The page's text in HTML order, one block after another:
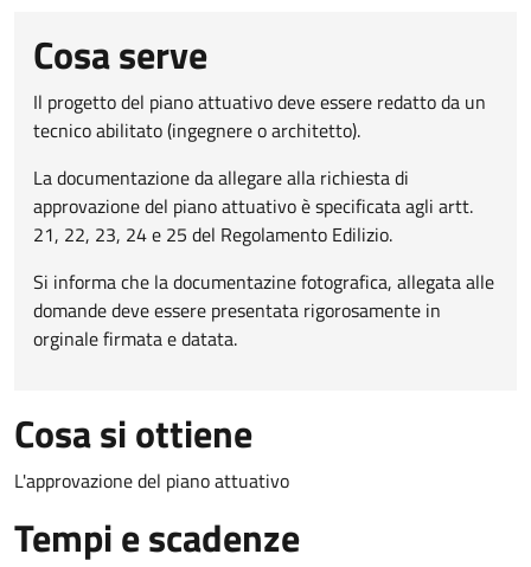
Cosa serve
Il progetto del piano attuativo deve essere redatto da un
tecnico abilitato (ingegnere o architetto).
La documentazione da allegare alla richiesta di
approvazione del piano attuativo è specificata agli artt.
21, 22, 23, 24 e 25 del Regolamento Edilizio.
Si informa che la documentazine fotografica, allegata alle
domande deve essere presentata rigorosamente in
orginale firmata e datata.
Cosa si ottiene
L'approvazione del piano attuativo
Tempi e scadenze